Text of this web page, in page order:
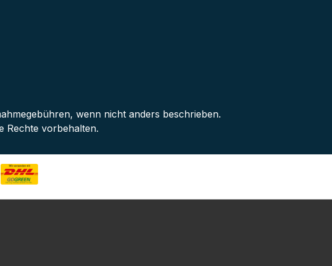
wenn nicht anders beschrieben.
Rechte vorbehalten.